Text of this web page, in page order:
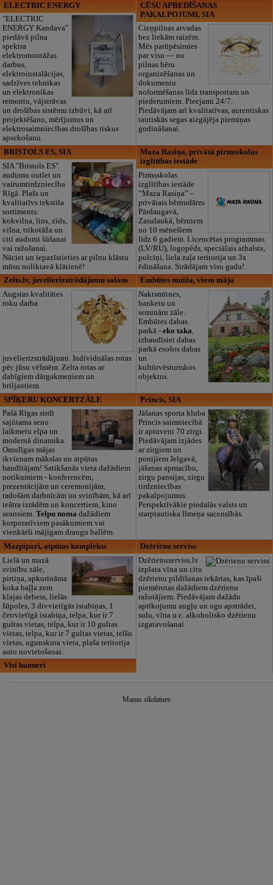
ELECTRIC ENERGY
"ELECTRIC
ENERGY Kandava"
piedāvā pilna
spektra
elektromontāžas
darbus,
elektroinstalācijas,
sadzīves tehnikas
un elektronikas
remontu, vājstrāvas
un drošības sistēmu izbūvi, kā arī
projektēšanu, mērījumus un
elektrosaimniecības drošības riskus
apsekošanu.
CĒSU APBEDĪŠANAS
PAKALPOJUMI, SIA
Cieņpilnas atvadas
bez liekām raizēm.
Mēs parūpēsimies
par visu — no
pilnas bēru
organizēšanas un
dokumentu
noformēšanas līdz transportam un
piederumiem. Pieejami 24/7.
Piedāvājam arī kvalitatīvas, autentiskas
tautiskās segas aizgājēja piemiņas
godināšanai.
BRISTOLS ES, SIA
SIA "Bristols ES"
audumu outlet un
vairumtirdzniecība
Rīgā. Plašs un
kvalitatīvs tekstila
sortiments:
kokvilna, lins, zīds,
vilna, trikotāža un
citi audumi šūšanai
vai ražošanai.
Nāciet un iepazīstieties ar pilnu klāstu
mūsu noliktavā klātienē!
Maza Rasiņa, privātā pirmsskolas
izglītības iestāde
Pirmsskolas
izglītības iestāde
“Maza Rasiņa” –
privātais bērnudārzs
Pārdaugavā,
Zasulaukā, bērniem
no 10 mēnešiem
līdz 6 gadiem. Licencētas programmas
(LV/RU), logopēds, speciālais atbalsts,
pulciņi, liela zaļa teritorija un 3x
ēdināšana. Strādājam visu gadu!
Zelts.lv, juvelierizstrādājumu salons
Augstas kvalitātes
roku darba
juvelierizstrādājumi. Individuālas rotas
pēc jūsu vēlmēm. Zelta rotas ar
dabīgiem dārgakmeņiem un
briljantiem.
Embūtes muiža, viesu māja
Naktsmītnes,
banketu un
semināru zāle.
Embūtes dabas
parkā -eko taka,
izbaudīsiet dabas
parkā esošos dabas
un
kultūrvēsturiskos
objektus.
SPĪĶERU KONCERTZĀLE
Pašā Rīgas sirdī
sajūtama seno
laikmetu elpa un
modernā dinamika.
Omulīgas mājas
ikvienam mākslas un atpūtas
baudītājam! Satikšanās vieta dažādiem
notikumiem - konferencēm,
prezentācijām un ceremonijām,
radošām darbnīcām un svinībām, kā arī
teātra izrādēm un koncertiem, kino
seansiem. Telpu noma dažādiem
korporatīviem pasākumiem vai
vienkārši mājīgam draugu ballēm.
Princis, SIA
Jāšanas sporta kluba
Princis saimniecībā
ir aptuveni 70 zirgi.
Piedāvājam izjādes
ar zirgiem un
ponijiem Jelgavā,
jāšanas apmacību,
zirgu pansijas, zirgu
tirdzniecības
pakalpojumus.
Perspektīvākie piedalās valsts un
starptautiska līmeņa sacensībās.
Mazpipari, atpūtas komplekss
Lielā un mazā
svinību zāle,
pirtiņa, apkurināma
koka baļļa zem
klajas debess, lielās
šūpoles, 3 divvietīgās istabiņas, 1
četrvietīgā istabiņa, telpa, kur ir 7
gultas vietas, telpa, kur ir 10 gultas
vietas, telpa, kur ir 7 gultas vietas, telšu
vietas, ugunskura vieta, plaša teritorija
auto novietošanai.
Dzērienu serviss
Dzērienuserviss.lv
izplata vīna un citu
dzērienu pildīšanas iekārtas, kas īpaši
piemērotas dažādiem dzērienu
ražotājiem. Piedāvājam dažādu
aprīkojumu augļu un ogu apstrādei,
sulu, vīna u.c. alkoholisko dzērienu
izgatavošanai
Visi banneri
Manas sīkdatnes